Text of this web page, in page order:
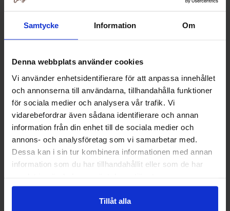
Samtycke Information Om
Denna webbplats använder cookies
Vi använder enhetsidentifierare för att anpassa innehållet
och annonserna till användarna, tillhandahålla funktioner
för sociala medier och analysera vår trafik. Vi
vidarebefordrar även sådana identifierare och annan
information från din enhet till de sociala medier och
annons- och analysföretag som vi samarbetar med.
Dessa kan i sin tur kombinera informationen med annan
information som du har tillhandahållit eller som de har
Tillåt alla
Truly Scrumptious
Papperstallrikar 12-pack
7.99 EUR 4 EUR
pack
4.96 EUR 2.48 EUR